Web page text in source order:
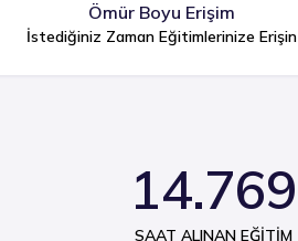
Ömür Boyu Erişim
İstediğiniz Zaman Eğitimlerinize Erişin
14.769
SAAT ALINAN EĞITIM